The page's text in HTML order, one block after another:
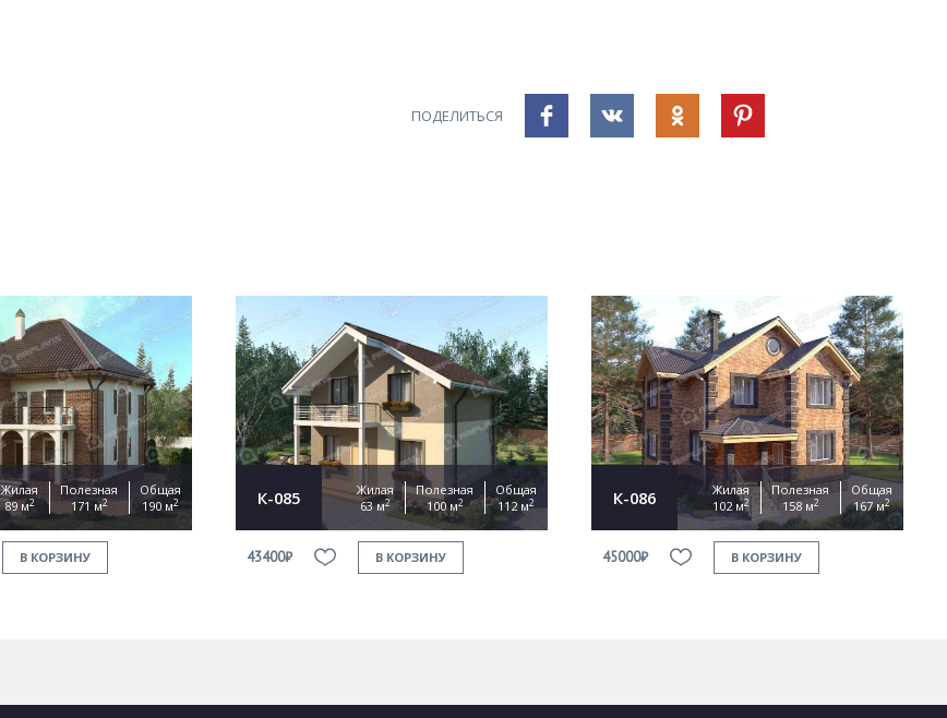
ПОДЕЛИТЬСЯ
Жилая
89 м2
Полезная
171 м2
Общая
190 м2
В КОРЗИНУ
К-085
Жилая
63 м2
Полезная
100 м2
Общая
112 м2
43400₽ В КОРЗИНУ
К-086
Жилая
102 м2
Полезная
158 м2
Общая
167 м2
45000₽ В КОРЗИНУ